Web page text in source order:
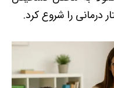
درمانی را شروع کرد.